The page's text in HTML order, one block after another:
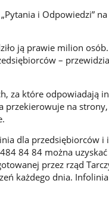
i Odpowiedzi”
ją prawie milion
–
za które odpowiadają
przekierowuje na
dla przedsiębiorców i
84 84 można uzyskać
przez rząd
każdego dnia. Infolinia